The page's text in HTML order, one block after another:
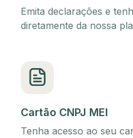
Emita declarações e
diretamente da nossa
Cartão CNPJ MEI
Tenha acesso ao seu